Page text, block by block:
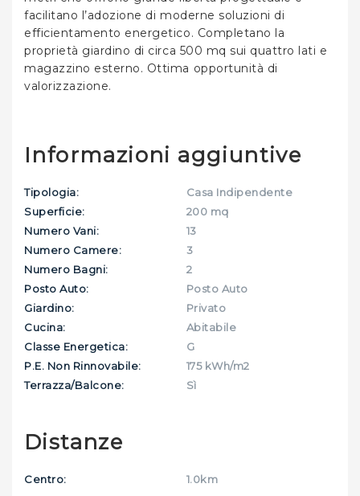
facilitano l’adozione di moderne soluzioni di
efficientamento energetico. Completano la
proprietà giardino di circa 500 mq sui quattro lati e
magazzino esterno. Ottima opportunità di
valorizzazione.
Informazioni aggiuntive
Tipologia:
Casa Indipendente
Superficie:
200 mq
Numero Vani:
13
Numero Camere:
3
Numero Bagni:
2
Posto Auto:
Posto Auto
Giardino:
Privato
Cucina:
Abitabile
Classe Energetica:
G
P.E. Non Rinnovabile:
175 kWh/m2
Terrazza/Balcone:
Sì
Distanze
Centro: 1.0km